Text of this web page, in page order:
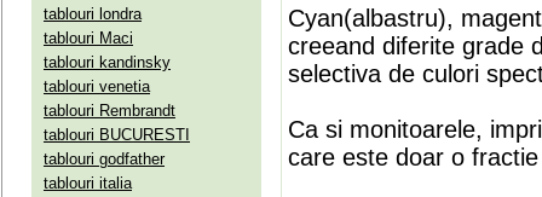
tablouri londra
tablouri Maci
tablouri kandinsky
tablouri venetia
tablouri Rembrandt
tablouri BUCURESTI
tablouri godfather
tablouri italia
Cyan(albastru),
creeand diferite grade
selectiva de culori
Ca si monitoarele,
care este doar o